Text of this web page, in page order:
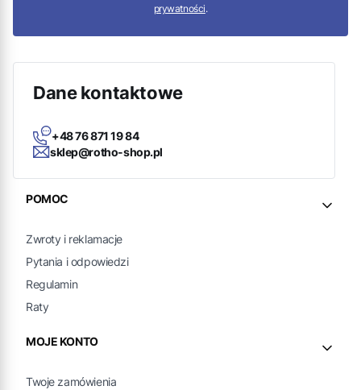
prywatności.
Dane kontaktowe
+48 76 871 19 84
sklep@rotho-shop.pl
Linki w stopce
POMOC
Zwroty i reklamacje
Pytania i odpowiedzi
Regulamin
Raty
MOJE KONTO
Twoje zamówienia